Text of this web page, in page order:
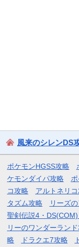
風来のシレンDS
ポケモンHGSS攻略
ケモンダイパ攻略
コ攻略
アルトネリ
タズム攻略
リーズ
聖剣伝説4・
リーのワンダーラン
略
ドラクエ7攻略